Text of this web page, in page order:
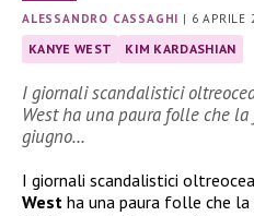
ALESSANDRO CASSAGHI | 6 APRILE
KANYE WEST KIM KARDASHIAN
I giornali scandalistici
West ha una paura folle che
giugno…
I giornali scandalistici
West ha una paura folle che